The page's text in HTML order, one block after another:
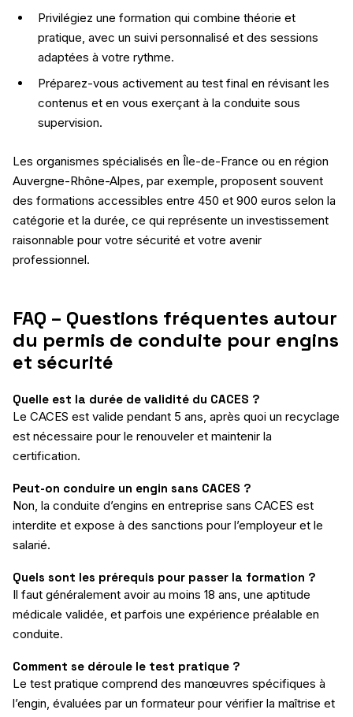
Privilégiez une formation qui combine théorie et
pratique, avec un suivi personnalisé et des sessions
adaptées à votre rythme.
Préparez-vous activement au test final en révisant les
contenus et en vous exerçant à la conduite sous
supervision.
Les organismes spécialisés en Île-de-France ou en région
Auvergne-Rhône-Alpes, par exemple, proposent souvent
des formations accessibles entre 450 et 900 euros selon la
catégorie et la durée, ce qui représente un investissement
raisonnable pour votre sécurité et votre avenir
professionnel.
FAQ – Questions fréquentes autour
du permis de conduite pour engins
et sécurité
Quelle est la durée de validité du CACES ?
Le CACES est valide pendant 5 ans, après quoi un recyclage
est nécessaire pour le renouveler et maintenir la
certification.
Peut-on conduire un engin sans CACES ?
Non, la conduite d’engins en entreprise sans CACES est
interdite et expose à des sanctions pour l’employeur et le
salarié.
Quels sont les prérequis pour passer la formation ?
Il faut généralement avoir au moins 18 ans, une aptitude
médicale validée, et parfois une expérience préalable en
conduite.
Comment se déroule le test pratique ?
Le test pratique comprend des manœuvres spécifiques à
l’engin, évaluées par un formateur pour vérifier la maîtrise et